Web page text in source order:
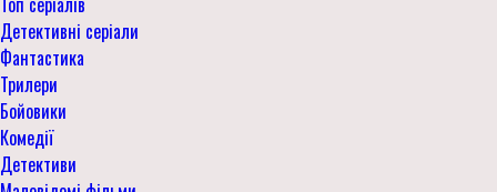
Детективні серіали
Фантастика
Трилери
Бойовики
Комедії
Детективи